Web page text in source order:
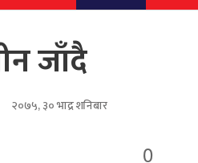
जाँदै
२०७५, ३० भाद्र शनिबार
0